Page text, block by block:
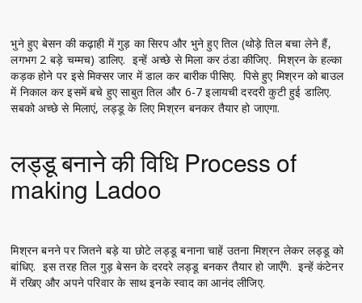
भुने हुए बेसन की कढ़ाही में गुड़ का सिरप और भुने हुए तिल (थोड़े तिल बचा लेने हैं,
लगभग 2 बड़े चम्मच) डालिए. इन्हें अच्छे से मिला कर ठंडा कीजिए. मिश्रन के हल्का
कड़क होने पर इसे मिक्सर जार में डाल कर बारीक पीसिए. पिसे हुए मिश्रन को बाउल
में निकाल कर इसमें बचे हुए साबुत तिल और 6-7 इलायची दरदरी कुटी हुई डालिए.
सबको अच्छे से मिलाएं, लड्डू के लिए मिश्रन बनकर तैयार हो जाएगा.
लड्डू बनाने की विधि Process of
making Ladoo
मिश्रन बनने पर जितने बड़े या छोटे लड्डू बनाना चाहें उतना मिश्रन लेकर लड्डू को
बांधिए. इस तरह तिल गुड़ बेसन के दरदरे लड्डू बनकर तैयार हो जाएँगे. इन्हें कंटेनर
में रखिए और अपने परिवार के साथ इनके स्वाद का आनंद लीजिए.